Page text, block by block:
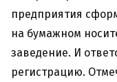
предприятия
на бумажном
заведение. И
регистрацию.